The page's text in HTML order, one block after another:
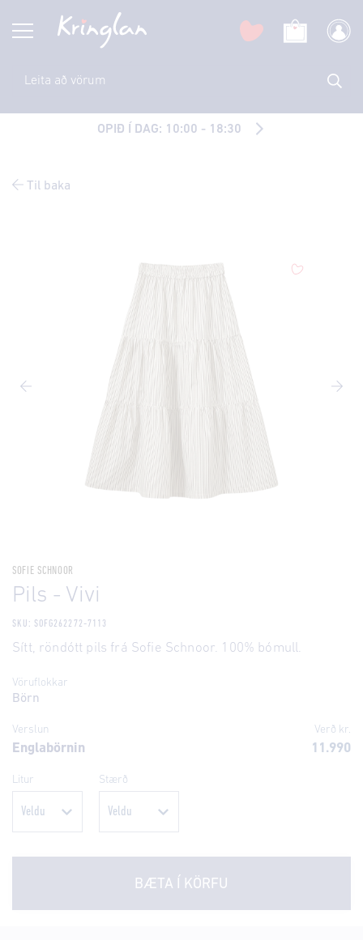
OPIÐ Í DAG: 10:00 - 18:30
Til baka
SOFIE SCHNOOR
Pils - Vivi
SKU: SOFG262272-7113
Sítt, röndótt pils frá Sofie Schnoor. 100% bómull.
Vöruflokkar
Börn
Verslun Verð kr.
Englabörnin 11.990
Litur Stærð
BÆTA Í KÖRFU